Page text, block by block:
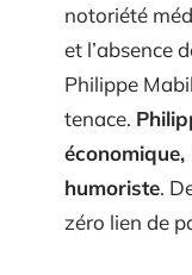
notoriété
et l’absence
Philippe
tenace.
humoriste.
zéro lien de